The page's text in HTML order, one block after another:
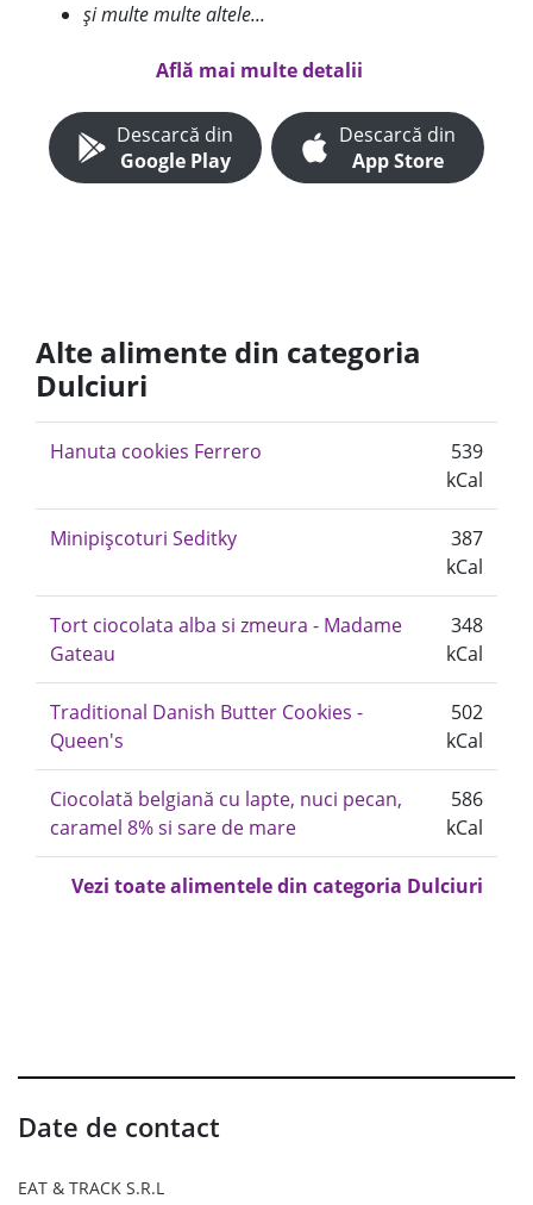
și multe multe altele...
Află mai multe detalii
Descarcă din
Google Play
Descarcă din
App Store
Alte alimente din categoria
Dulciuri
Hanuta cookies Ferrero
539
kCal
Minipișcoturi Seditky
387
kCal
Tort ciocolata alba si zmeura - Madame
Gateau
348
kCal
Traditional Danish Butter Cookies -
Queen's
502
kCal
Ciocolată belgiană cu lapte, nuci pecan,
caramel 8% si sare de mare
586
kCal
Vezi toate alimentele din categoria Dulciuri
Date de contact
EAT & TRACK S.R.L